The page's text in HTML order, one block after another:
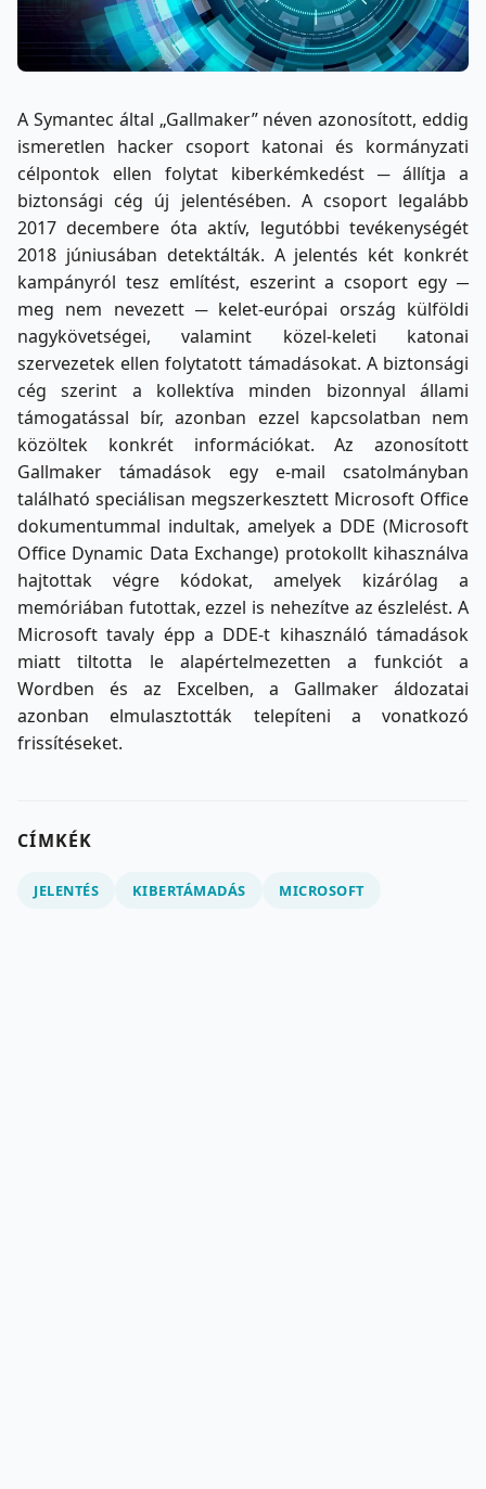
A Symantec által „Gallmaker” néven azonosított, eddig
ismeretlen hacker csoport katonai és kormányzati
célpontok ellen folytat kiberkémkedést ─ állítja a
biztonsági cég új jelentésében. A csoport legalább
2017 decembere óta aktív, legutóbbi tevékenységét
2018 júniusában detektálták. A jelentés két konkrét
kampányról tesz említést, eszerint a csoport egy ─
meg nem nevezett ─ kelet-európai ország külföldi
nagykövetségei, valamint közel-keleti katonai
szervezetek ellen folytatott támadásokat. A biztonsági
cég szerint a kollektíva minden bizonnyal állami
támogatással bír, azonban ezzel kapcsolatban nem
közöltek konkrét információkat. Az azonosított
Gallmaker támadások egy e-mail csatolmányban
található speciálisan megszerkesztett Microsoft Office
dokumentummal indultak, amelyek a DDE (Microsoft
Office Dynamic Data Exchange) protokollt kihasználva
hajtottak végre kódokat, amelyek kizárólag a
memóriában futottak, ezzel is nehezítve az észlelést. A
Microsoft tavaly épp a DDE-t kihasználó támadások
miatt tiltotta le alapértelmezetten a funkciót a
Wordben és az Excelben, a Gallmaker áldozatai
azonban elmulasztották telepíteni a vonatkozó
frissítéseket.
CÍMKÉK
JELENTÉS KIBERTÁMADÁS MICROSOFT